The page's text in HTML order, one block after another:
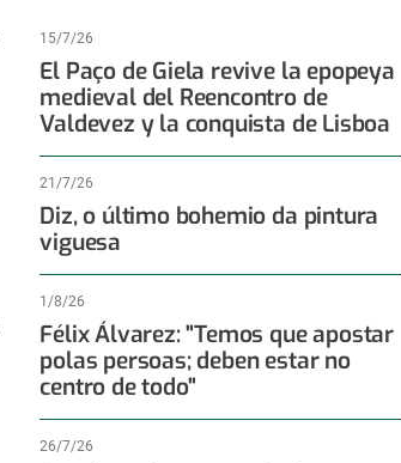
15/7/26
El Paço de Giela revive la epopeya
medieval del Reencontro de
Valdevez y la conquista de Lisboa
21/7/26
Diz, o último bohemio da pintura
viguesa
1/8/26
Félix Álvarez: "Temos que apostar
polas persoas; deben estar no
centro de todo"
26/7/26